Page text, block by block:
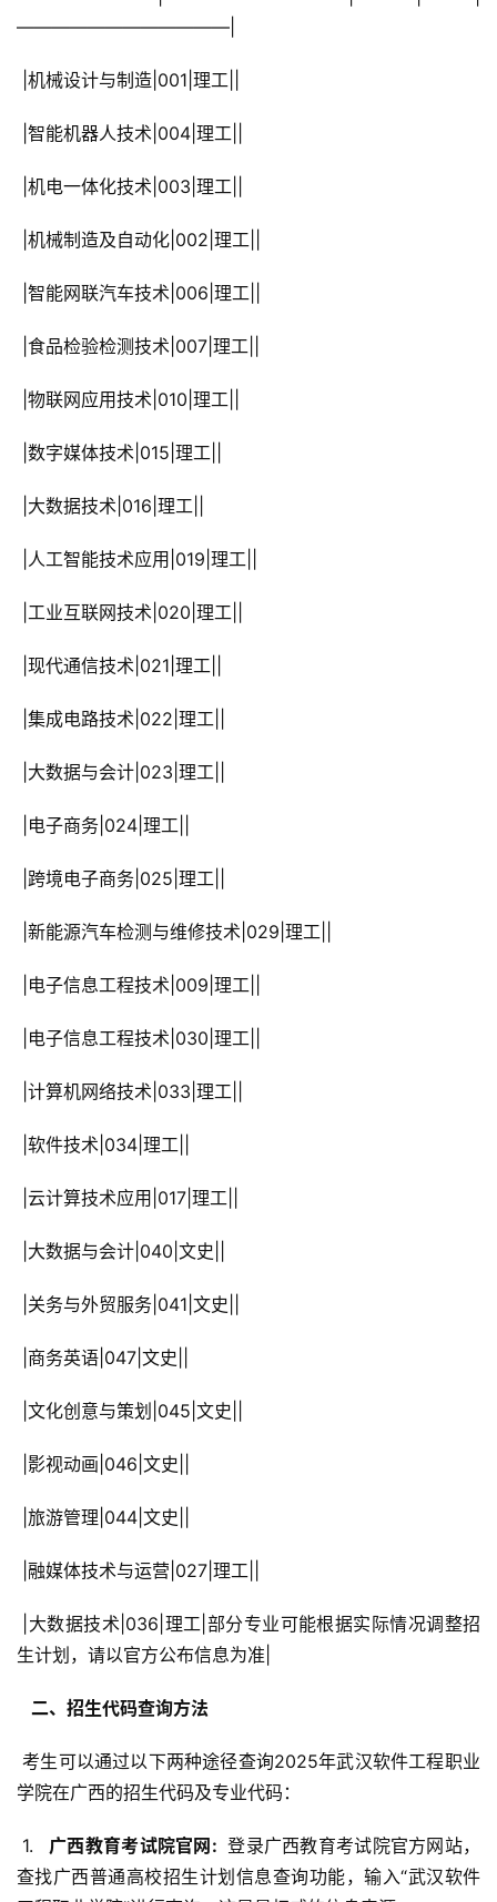
————————————|
|机械设计与制造|001|理工||
|智能机器人技术|004|理工||
|机电一体化技术|003|理工||
|机械制造及自动化|002|理工||
|智能网联汽车技术|006|理工||
|食品检验检测技术|007|理工||
|物联网应用技术|010|理工||
|数字媒体技术|015|理工||
|大数据技术|016|理工||
|人工智能技术应用|019|理工||
|工业互联网技术|020|理工||
|现代通信技术|021|理工||
|集成电路技术|022|理工||
|大数据与会计|023|理工||
|电子商务|024|理工||
|跨境电子商务|025|理工||
|新能源汽车检测与维修技术|029|理工||
|电子信息工程技术|009|理工||
|电子信息工程技术|030|理工||
|计算机网络技术|033|理工||
|软件技术|034|理工||
|云计算技术应用|017|理工||
|大数据与会计|040|文史||
|关务与外贸服务|041|文史||
|商务英语|047|文史||
|文化创意与策划|045|文史||
|影视动画|046|文史||
|旅游管理|044|文史||
|融媒体技术与运营|027|理工||
生计划，请以官方公布信息为准|
  二、招生代码查询方法
考生可以通过以下两种途径查询2025年武汉软件工程职业
学院在广西的招生代码及专业代码：
1.
  广西教育考试院官网:
登录广西教育考试院官方网站，
查找广西普通高校招生计划信息查询功能，输入“武汉软件